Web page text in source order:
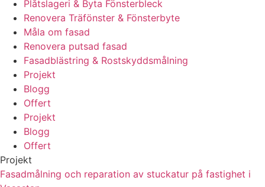
Plåtslageri & Byta Fönsterbleck
Renovera Träfönster & Fönsterbyte
Måla om fasad
Renovera putsad fasad
Fasadblästring & Rostskyddsmålning
Projekt
Blogg
Offert
Projekt
Blogg
Offert
Projekt
Fasadmålning och reparation av stuckatur på fastighet i